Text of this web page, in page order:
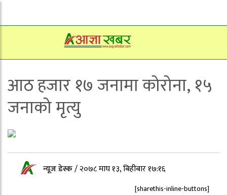
आठ हजार १७ जनामा कोरोना, १५
जनाको मृत्यु
न्यूज डेस्क/२०७८ माघ १३, बिहीबार १७:१६
[sharethis-inline-buttons]